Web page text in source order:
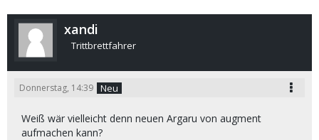
xandi
Trittbrettfahrer
Donnerstag, 14:39 Neu
Weiß wär vielleicht denn neuen Argaru von augment
aufmachen kann?